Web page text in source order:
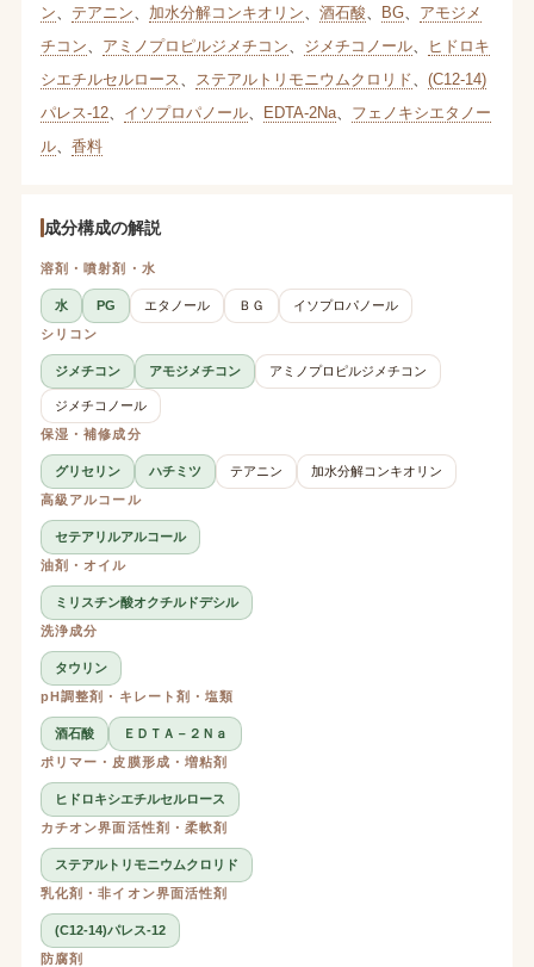
ン
テアニン 加水分解コンキオリン 酒石酸 BG、 アモジメ
チコン
アミノプロピルジメチコン ジメチコノール、
ヒドロキ
シエチルセルロース
ステアルトリモニウムクロリド
(C12-14)
パレス-12、 イソプロパノール、 EDTA-2Na、 フェノキシエタノー
ル、 香料
成分構成の解説
溶剤・噴射剤・水
水 PG エタノール ＢＧ
イソプロパノール
シリコン
ジメチコン アモジメチコン アミノプロピルジメチコン
ジメチコノール
保湿・補修成分
グリセリン ハチミツ テアニン
加水分解コンキオリン
高級アルコール
セテアリルアルコール
油剤・オイル
ミリスチン酸オクチルドデシル
洗浄成分
タウリン
pH調整剤・キレート剤・塩類
酒石酸
ＥＤＴＡ－２Ｎａ
ポリマー・皮膜形成・増粘剤
ヒドロキシエチルセルロース
カチオン界面活性剤・柔軟剤
ステアルトリモニウムクロリド
乳化剤・非イオン界面活性剤
(C12-14)パレス-12
防腐剤